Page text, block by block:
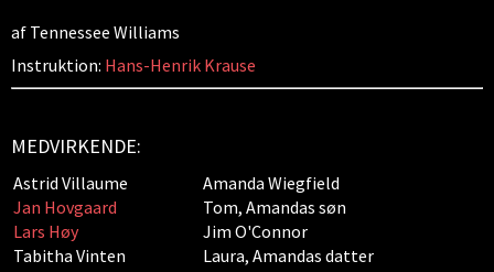
af Tennessee Williams
Instruktion: Hans-Henrik Krause
MEDVIRKENDE:
Astrid Villaume
Amanda Wiegfield
Jan Hovgaard
Tom, Amandas søn
Lars Høy
Jim O'Connor
Tabitha Vinten
Laura, Amandas datter